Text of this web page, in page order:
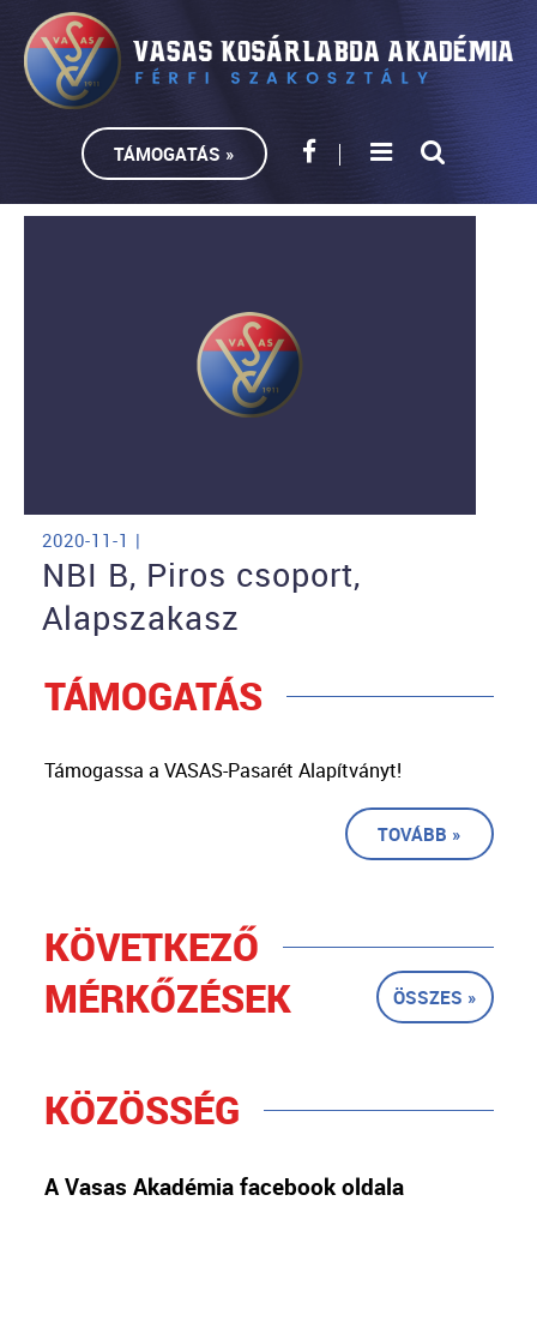
TÁMOGATÁS »
2020-11-1 |
NBI B, Piros csoport,
Alapszakasz
TÁMOGATÁS
Támogassa a VASAS-Pasarét Alapítványt!
TOVÁBB »
KÖVETKEZŐ
MÉRKŐZÉSEK
ÖSSZES »
KÖZÖSSÉG
A Vasas Akadémia facebook oldala